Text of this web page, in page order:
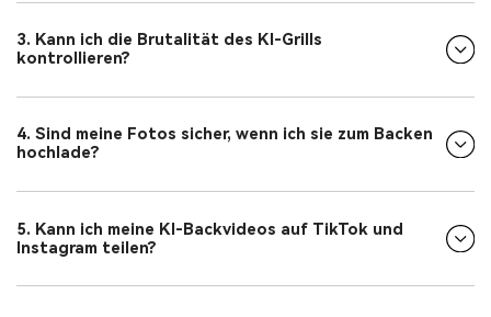
3. Kann ich die Brutalität des KI-Grills
kontrollieren?
4. Sind meine Fotos sicher, wenn ich sie zum Backen
hochlade?
5. Kann ich meine KI-Backvideos auf TikTok und
Instagram teilen?